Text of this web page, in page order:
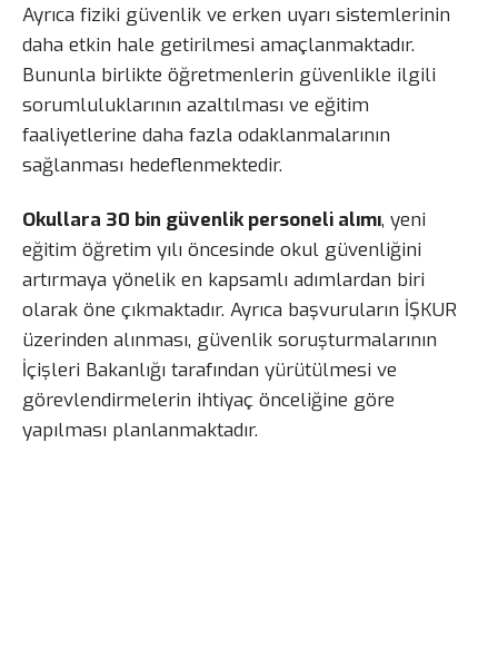
Ayrıca fiziki güvenlik ve erken uyarı sistemlerinin
daha etkin hale getirilmesi amaçlanmaktadır.
Bununla birlikte öğretmenlerin güvenlikle ilgili
sorumluluklarının azaltılması ve eğitim
faaliyetlerine daha fazla odaklanmalarının
sağlanması hedeflenmektedir.
Okullara 30 bin güvenlik personeli alımı, yeni
eğitim öğretim yılı öncesinde okul güvenliğini
artırmaya yönelik en kapsamlı adımlardan biri
olarak öne çıkmaktadır. Ayrıca başvuruların İŞKUR
üzerinden alınması, güvenlik soruşturmalarının
İçişleri Bakanlığı tarafından yürütülmesi ve
görevlendirmelerin ihtiyaç önceliğine göre
yapılması planlanmaktadır.